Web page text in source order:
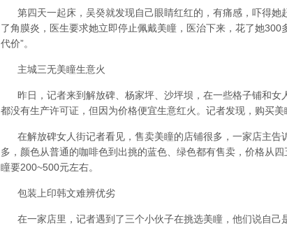
第四天一起床，吴癸就发现自己眼睛红红的，有痛感，吓得她
了角膜炎，医生要求她立即停止佩戴美瞳，医治下来，花了她300
代价”。
主城三无美瞳生意火
昨日，记者来到解放碑、杨家坪、沙坪坝，在一些格子铺和
都没有生产许可证，但因为价格便宜生意红火。记者发现，购买美
在解放碑女人街记者看见，售卖美瞳的店铺很多，一家店主告
多，颜色从普通的咖啡色到出挑的蓝色、绿色都有售卖，价格从
瞳要200~500元左右。
包装上印韩文难辨优劣
在一家店里，记者遇到了三个小伙子在挑选美瞳，他们说自